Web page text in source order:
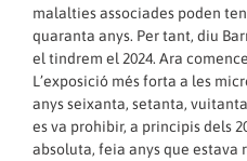
malalties associades poden
quaranta anys. Per tant, diu
el tindrem el 2024. Ara
L’exposició més forta a les
anys seixanta, setanta,
es va prohibir, a principis dels
absoluta, feia anys que